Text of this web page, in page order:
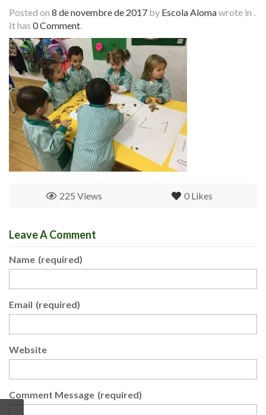
Posted on 8 de novembre de 2017 by Escola Alomawrote in .
It has 0 Comment.
0 Likes
225 Views
Leave A Comment
Name (required)
Email (required)
Website
Comment Message (required)